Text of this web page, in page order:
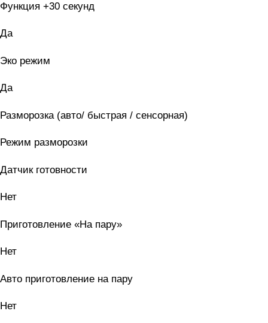
Функция +30 секунд
Да
Эко режим
Да
Разморозка (авто/ быстрая / сенсорная)
Режим разморозки
Датчик готовности
Нет
Приготовление «На пару»
Нет
Авто приготовление на пару
Нет